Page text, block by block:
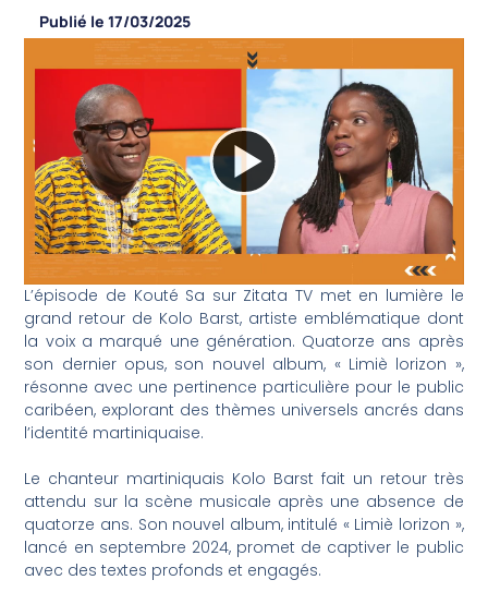
Publié le 17/03/2025
L’épisode de Kouté Sa sur Zitata TV met en lumière le
grand retour de Kolo Barst, artiste emblématique dont
la voix a marqué une génération. Quatorze ans après
son dernier opus, son nouvel album, « Limiè lorizon »,
résonne avec une pertinence particulière pour le public
caribéen, explorant des thèmes universels ancrés dans
l’identité martiniquaise.
Le chanteur martiniquais Kolo Barst fait un retour très
attendu sur la scène musicale après une absence de
quatorze ans. Son nouvel album, intitulé « Limiè lorizon »,
lancé en septembre 2024, promet de captiver le public
avec des textes profonds et engagés.